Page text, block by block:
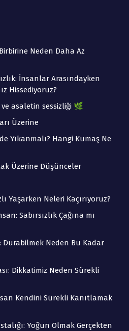
Neden Daha Az
İnsanlar Arasındayken
Hissediyoruz?
asaletin sessizliği 🌿
Üzerine
Yıkanmalı? Hangi Kumaş Ne
Üzerine Düşünceler
Yaşarken Neleri Kaçırıyoruz?
Sabırsızlık Çağına mı
Neden Bu Kadar
Dikkatimiz Neden Sürekli
Kendini Sürekli Kanıtlamak
Yoğun Olmak Gerçekten